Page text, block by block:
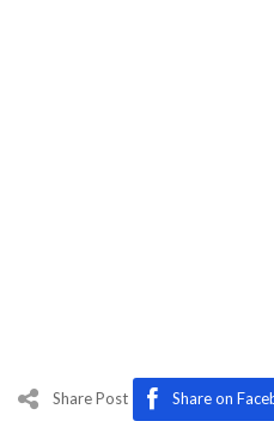
Share Post Share on